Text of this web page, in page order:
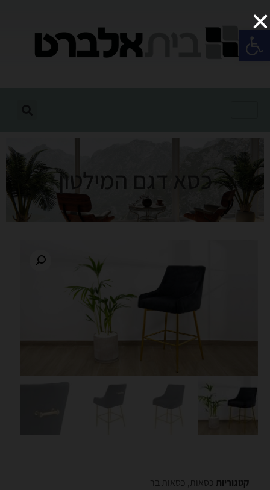
פתח סרגל נגישות
כסא דגם המילטון
קטגוריות כסאות, כסאות בר